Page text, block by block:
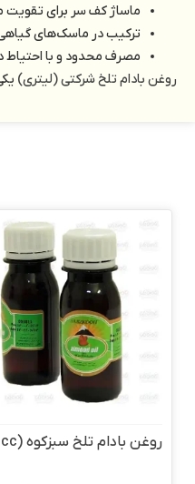
ماساژ کف سر برای تقویت
ترکیب در ماسک‌های
مصرف محدود و با احتیاط
روغن بادام تلخ شرکتی (لیتری)
روغن بادام تلخ سبزکوه (60cc)